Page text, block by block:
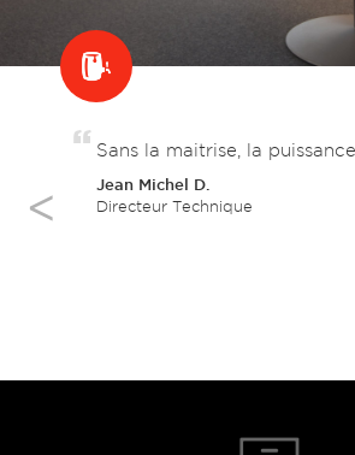
Sans la maitrise, la
Jean Michel D.
Directeur Technique